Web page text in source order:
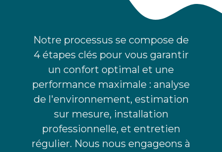
Notre processus se compose de
4 étapes clés pour vous garantir
un confort optimal et une
performance maximale : analyse
de l'environnement, estimation
sur mesure, installation
professionnelle, et entretien
régulier. Nous nous engageons à